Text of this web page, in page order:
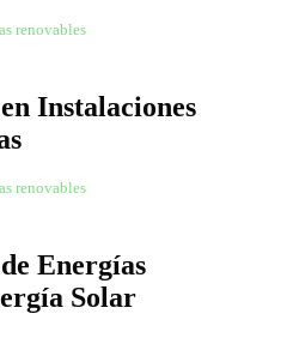
renovables
Instalaciones
renovables
Energías
Solar